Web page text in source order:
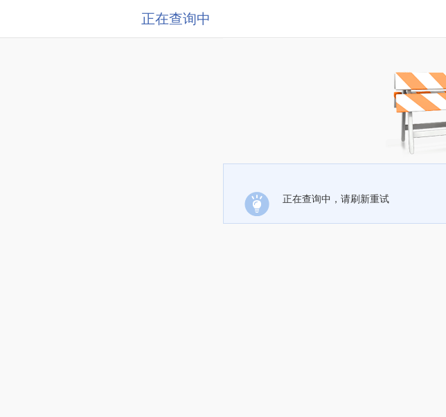
正在查询中
正在查询中，请刷新重试